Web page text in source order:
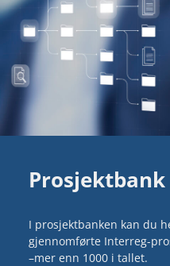
Prosjektbank
Prosjektbank
I prosjektbanken kan du
gjennomførte Interreg-
–mer enn 1000 i tallet.